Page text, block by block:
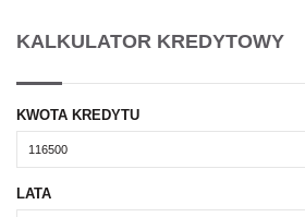
KALKULATOR KREDYTOWY
KWOTA KREDYTU
LATA